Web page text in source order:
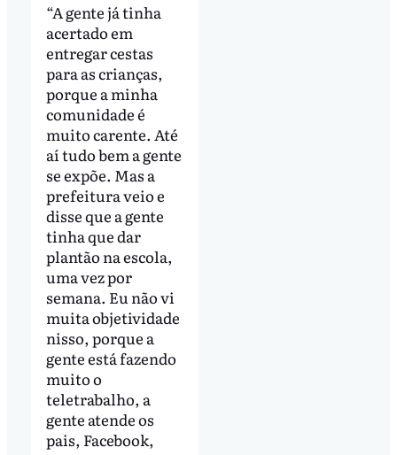
“A gente já tinha
acertado em
entregar cestas
para as crianças,
porque a minha
comunidade é
muito carente. Até
aí tudo bem a gente
se expõe. Mas a
prefeitura veio e
disse que a gente
tinha que dar
plantão na escola,
uma vez por
semana. Eu não vi
muita objetividade
nisso, porque a
gente está fazendo
muito o
teletrabalho, a
gente atende os
pais, Facebook,